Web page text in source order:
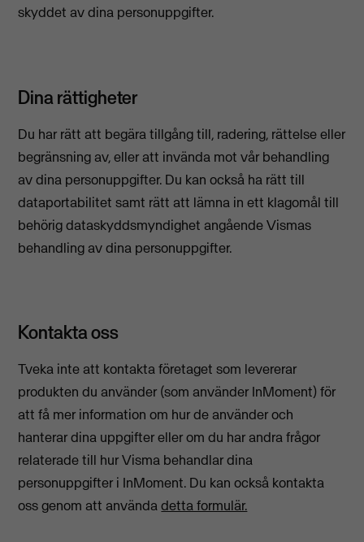
skyddet av dina personuppgifter.
Dina rättigheter
Du har rätt att begära tillgång till, radering, rättelse eller
begränsning av, eller att invända mot vår behandling
av dina personuppgifter. Du kan också ha rätt till
dataportabilitet samt rätt att lämna in ett klagomål till
behörig dataskyddsmyndighet angående Vismas
behandling av dina personuppgifter.
Kontakta oss
Tveka inte att kontakta företaget som levererar
produkten du använder (som använder InMoment) för
att få mer information om hur de använder och
hanterar dina uppgifter eller om du har andra frågor
relaterade till hur Visma behandlar dina
personuppgifter i InMoment. Du kan också kontakta
oss genom att användadetta formulär.